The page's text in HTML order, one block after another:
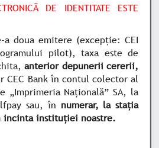
DE IDENTITATE ESTE
a doua emitere (excepție: CEI
pilot), taxa este de
anterior depunerii cererii,
CEC Bank în contul colector al
„Imprimeria Națională” SA, la
sau, în numerar, la stația
incinta instituției noastre.